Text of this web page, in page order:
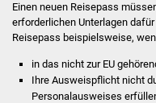
Einen neuen Reisepass
erforderlichen Unterlagen
Reisepass beispielsweise,
in das nicht zur EU
Ihre Ausweispflicht nicht
Personalausweises